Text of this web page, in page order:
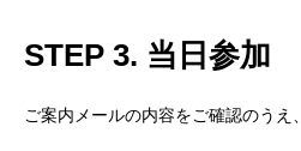
STEP 3. 当日参加
ご案内メールの内容をご確認のうえ